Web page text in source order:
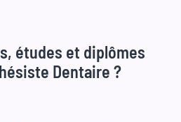
études et diplômes
Dentaire ?